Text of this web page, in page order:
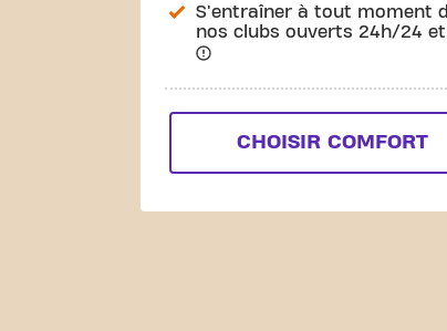
S'entraîner à tout moment
nos clubs ouverts 24h/24
CHOISIR COMFORT